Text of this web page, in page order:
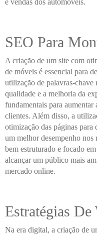
e vendas dos automóveis.
SEO Para
A criação de um site com
de móveis é essencial para
utilização de palavras-chave
qualidade e a melhoria da
fundamentais para
clientes. Além disso, a
otimização das páginas
um melhor desempenho nos
bem estruturado e focado
alcançar um público mais
mercado online.
Estratégias De
Na era digital, a criação de